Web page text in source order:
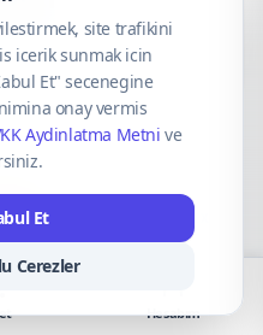
hakları saklıdır.
Mastercard
site trafikini
icerik sunmak icin
Et" secenegine
onay vermis
Aydinlatma Metni ve
Et
Cerezler
Hesabım